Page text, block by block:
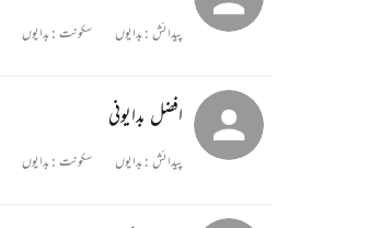
پیدائش : بدایوں سکونت : بدایوں
افضل بدایونی
پیدائش : بدایوں سکونت : بدایوں